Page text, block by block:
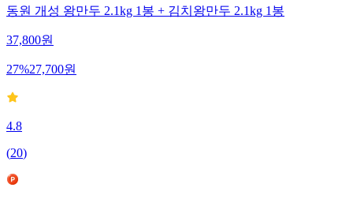
동원 개성 왕만두 2.1kg 1봉 + 김치왕만두 2.1kg 1봉
37,800원
27%27,700원
4.8
(20)